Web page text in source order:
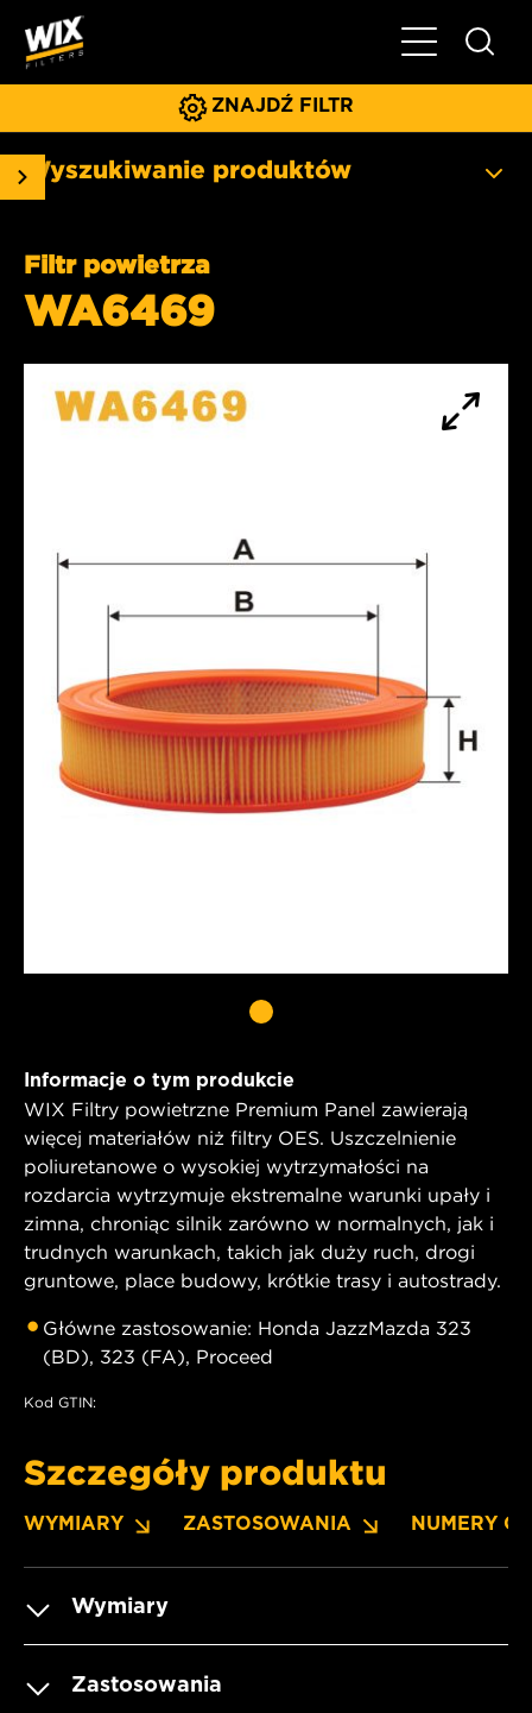
Pokaż/ukryj
ZNAJDŹ FILTR
Wyszukiwanie produktów
Filtr powietrza
WA6469
Informacje o tym produkcie
WIX Filtry powietrzne Premium Panel zawierają
więcej materiałów niż filtry OES. Uszczelnienie
poliuretanowe o wysokiej wytrzymałości na
rozdarcia wytrzymuje ekstremalne warunki upały i
zimna, chroniąc silnik zarówno w normalnych, jak i
trudnych warunkach, takich jak duży ruch, drogi
gruntowe, place budowy, krótkie trasy i autostrady.
Główne zastosowanie: Honda JazzMazda 323
(BD), 323 (FA), Proceed
Kod GTIN:
Szczegóły produktu
WYMIARY ZASTOSOWANIA NUMERY OE
Wymiary
Zastosowania